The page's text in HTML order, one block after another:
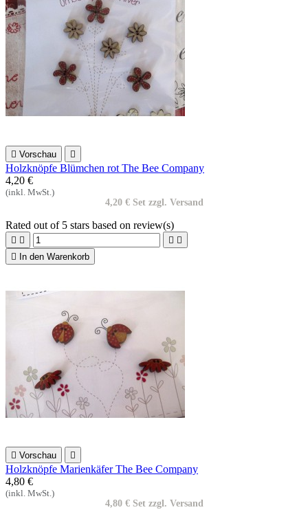
 Vorschau 
Holzknöpfe Blümchen rot The Bee Company
4,20 €
(inkl. MwSt.)
4,20 € Set zzgl. Versand
Rated out of 5 stars based on review(s)
   

In den Warenkorb
 Vorschau 
Holzknöpfe Marienkäfer The Bee Company
4,80 €
(inkl. MwSt.)
4,80 € Set zzgl. Versand